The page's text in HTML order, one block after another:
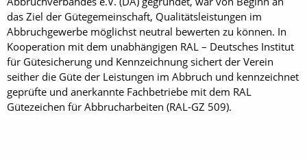
das Ziel der Gütegemeinschaft, Qualitätsleistungen im
Abbruchgewerbe möglichst neutral bewerten zu können. In
Kooperation mit dem unabhängigen RAL – Deutsches Institut
für Gütesicherung und Kennzeichnung sichert der Verein
seither die Güte der Leistungen im Abbruch und kennzeichnet
geprüfte und anerkannte Fachbetriebe mit dem RAL
Gütezeichen für Abbrucharbeiten (RAL-GZ 509).